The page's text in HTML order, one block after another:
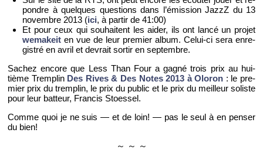
pondre à quelques ques­tions dans l’émis­sion JazzZ du 13
no­vembre 2013 (ici, à par­tir de 41:00)
Et pour ceux qui sou­haitent les aider, ils ont lancé un pro­jet
we­ma­keit en vue de leur pre­mier album. Ce­lui-ci sera en­re­
gis­tré en avril et de­vrait sor­tir en sep­tembre.
Sa­chez en­core que Less Than Four a gagné trois prix au hui­
tième Trem­plin Des Rives & Des Notes 2013 à Olo­ron : le pre­
mier prix du trem­plin, le prix du pu­blic et le prix du meilleur so­liste
pour leur bat­teur, Fran­cis Stoes­sel.
Comme quoi je ne suis — et de loin! — pas le seul à en pen­ser
du bien!
～ ～ ～